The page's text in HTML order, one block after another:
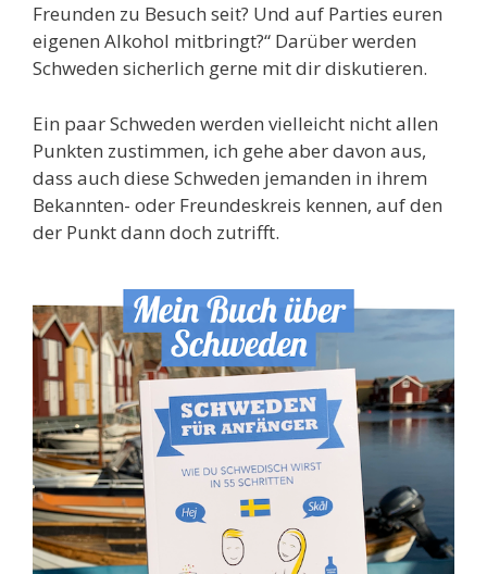
Freunden zu Besuch seit? Und auf Parties euren
eigenen Alkohol mitbringt?“ Darüber werden
Schweden sicherlich gerne mit dir diskutieren.
Ein paar Schweden werden vielleicht nicht allen
Punkten zustimmen, ich gehe aber davon aus,
dass auch diese Schweden jemanden in ihrem
Bekannten- oder Freundeskreis kennen, auf den
der Punkt dann doch zutrifft.